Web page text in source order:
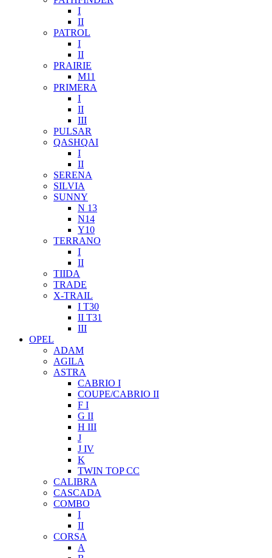
I
II
PATROL
I
II
PRAIRIE
M11
PRIMERA
I
II
III
PULSAR
QASHQAI
I
II
SERENA
SILVIA
SUNNY
N 13
N14
Y10
TERRANO
I
II
TIIDA
TRADE
X-TRAIL
I T30
II T31
III
OPEL
ADAM
AGILA
ASTRA
CABRIO I
COUPE/CABRIO II
F I
G II
H III
J
J IV
K
TWIN TOP CC
CALIBRA
CASCADA
COMBO
I
II
CORSA
A